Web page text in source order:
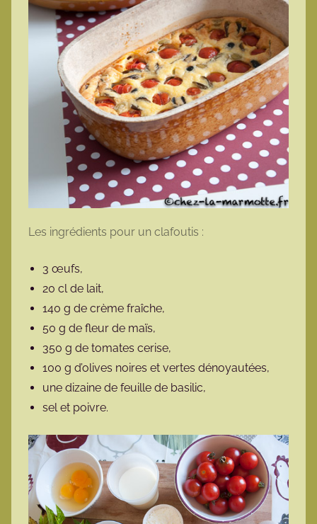
Les ingrédients pour un clafoutis :
3 œufs,
20 cl de lait,
140 g de crème fraîche,
50 g de fleur de maïs,
350 g de tomates cerise,
100 g d’olives noires et vertes dénoyautées,
une dizaine de feuille de basilic,
sel et poivre.